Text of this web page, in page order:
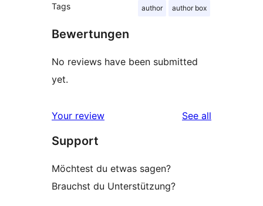
Tags author author box
Bewertungen
No reviews have been submitted
yet.
Your review See all
Support
Möchtest du etwas sagen?
Brauchst du Unterstützung?